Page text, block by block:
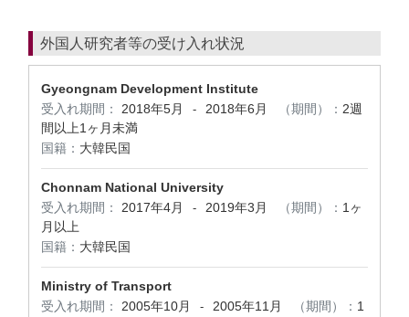
外国人研究者等の受け入れ状況
Gyeongnam Development Institute
受入れ期間：
2018年5月 - 2018年6月 （期間）： 2週
間以上1ヶ月未満
国籍： 大韓民国
Chonnam National University
受入れ期間：
2017年4月 - 2019年3月 （期間）： 1ヶ
月以上
国籍： 大韓民国
Ministry of Transport
受入れ期間：
2005年10月 - 2005年11月 （期間）： 1